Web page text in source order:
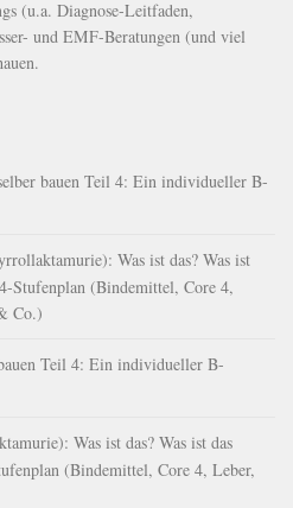
(u.a. Diagnose-Leitfaden,
und EMF-Beratungen (und viel
bauen Teil 4: Ein individueller B-
Was ist das? Was ist
Stufenplan (Bindemittel, Core 4,
Co.)
Teil 4: Ein individueller B-
Was ist das? Was ist das
(Bindemittel, Core 4, Leber,